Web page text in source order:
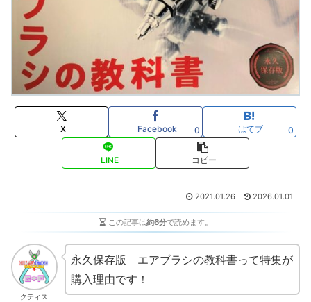
X Facebook 0 はてブ 0
LINE コピー
2021.01.26 2026.01.01
この記事は約6分で読めます。
クティス
永久保存版 エアブラシの教科書って特集が
購入理由です！